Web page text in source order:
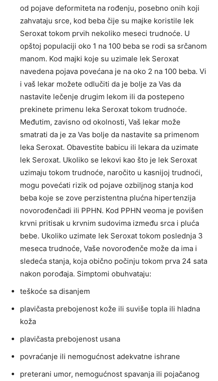
od pojave deformiteta na rođenju, posebno onih koji
zahvataju srce, kod beba čije su majke koristile lek
Seroxat tokom prvih nekoliko meseci trudnoće. U
opštoj populaciji oko 1 na 100 beba se rodi sa srčanom
manom. Kod majki koje su uzimale lek Seroxat
navedena pojava povećana je na oko 2 na 100 beba. Vi
i vaš lekar možete odlučiti da je bolje za Vas da
nastavite lečenje drugim lekom ili da postepeno
prekinete primenu leka Seroxat tokom trudnoće.
Međutim, zavisno od okolnosti, Vaš lekar može
smatrati da je za Vas bolje da nastavite sa primenom
leka Seroxat. Obavestite babicu ili lekara da uzimate
lek Seroxat. Ukoliko se lekovi kao što je lek Seroxat
uzimaju tokom trudnoće, naročito u kasnijoj trudnoći,
mogu povećati rizik od pojave ozbiljnog stanja kod
beba koje se zove perzistentna plućna hipertenzija
novorođenčadi ili PPHN. Kod PPHN veoma je povišen
krvni pritisak u krvnim sudovima između srca i pluća
bebe. Ukoliko uzimate lek Seroxat tokom poslednja 3
meseca trudnoće, Vaše novorođenče može da ima i
sledeća stanja, koja obično počinju tokom prva 24 sata
nakon porođaja. Simptomi obuhvataju:
teškoće sa disanjem
plavičasta prebojenost kože ili suviše topla ili hladna
koža
plavičasta prebojenost usana
povraćanje ili nemogućnost adekvatne ishrane
preterani umor, nemogućnost spavanja ili pojačanog